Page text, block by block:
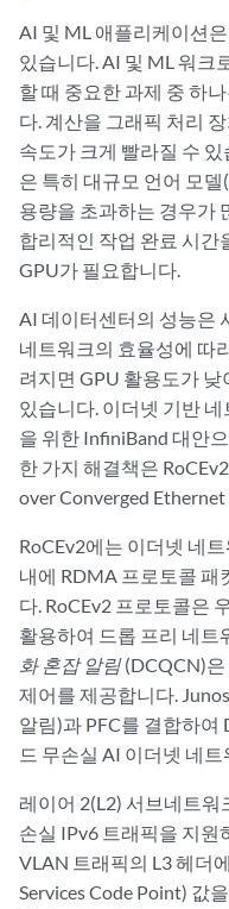
AI 및 ML 애플리케이션
있습니다. AI 및 ML 워크
할 때 중요한 과제 중 하
다. 계산을 그래픽 처리
속도가 크게 빨라질 수
은 특히 대규모 언어 모
용량을 초과하는 경우가
합리적인 작업 완료 시간
GPU가 필요합니다.
AI 데이터센터의 성능은
네트워크의 효율성에 따
려지면 GPU 활용도가
있습니다. 이더넷 기반
을 위한 InfiniBand 대안
한 가지 해결책은
over Converged
RoCEv2에는 이더넷 네
내에 RDMA 프로토콜 패
다. RoCEv2 프로토콜은
활용하여 드롭 프리 네트
화 혼잡 알림(DCQCN)은
제어를 제공합니다.
알림)과 PFC를 결합하
드 무손실 AI 이더넷 네
레이어 2(L2) 서브네트워
손실 IPv6 트래픽을 지원
VLAN 트래픽의 L3 헤더
Services Code Point) 값